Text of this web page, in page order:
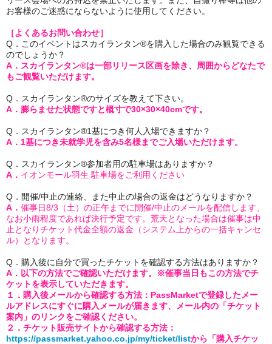
お客様のご迷惑にならないように使用してください。
［よくあるお問い合わせ］
Q．このイベントはスカイランタン®を購入した場合のみ観覧できる
のでしょうか？
A．スカイランタン®は一部リリース区画を除き、周囲からどなたで
もご観覧いただけます。
Q．スカイランタン®のサイズを教えて下さい。
A．膨らませた状態ですと概寸で30×30×40cmです。
Q．スカイランタン®1基につき何人入場できますか？
A．1基につき未就学児を含み5名様までご入場いただけます。
Q．スカイランタン®参加者用の駐車場はありますか？
A． イオンモール羽生 駐車場をご利用ください
Q．開催/中止の連絡、また中止の場合の返金はどうなりますか？
A． 催事日8/3（土）の正午までに開催/中止のメールを配信します、
なお小雨程度であれば決行予定です。荒天となった場合は催事は中
止となりチケット代金全額の返金（システム上からの一括キャンセ
ル）となります。
Q．購入後に自分で買ったチケットを確認する方法はありますか？
A．以下の方法でご確認いただけます。※催事当日もこの方法でチ
ケットを表示していただきます。
１．購入後メールから確認する方法： PassMarketで登録したメー
ルアドレスにすぐに購入メールが届きます、メール内の「チケット
案内」のリンクをご確認ください。
２．チケット販売サイトから確認する方法：
https://passmarket.yahoo.co.jp/my/ticket/listから「購入チケッ